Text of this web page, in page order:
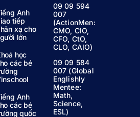
Anh
tiếp
xạ cho
lớn
học
các bé
Anh
các bé
quốc
09 09 594
007
(ActionMen:
CMO, CIO,
CFO, CtO,
CLO, CAIO)
09 09 584
007 (Global
Englishly
Mentee:
Math,
Science,
ESL)